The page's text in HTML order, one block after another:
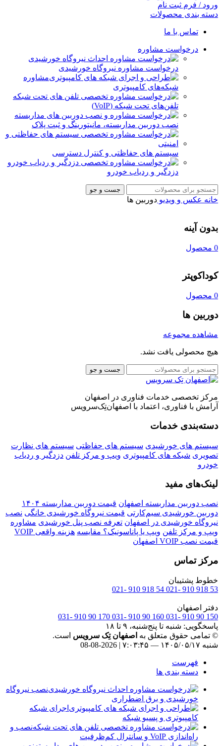
ورود / فرم ثبت نام
دسته بندی محصولات
تماس با ما
درخواست مشاوره
درخواست مشاوره نیروگاه خورشیدی
مشاوره
شبکه‌های کامپیوتری
تلفن‌های تحت شبکه (VoIP)
نصب دوربین مداربسته، مانیتورینگ و ثبت پلاک
سیستم های حفاظتی و کنترل دسترسی
دزدگیر و ردیاب خودرو
جست و جو
خانه عکس و ویدیو دوربین ها
بدون آینه
0 محصول
کوداکوپتر
0 محصول
دوربین ها
مشاهده مجموعه
هیچ محصولی یافت نشد.
جست و جو
مرکز تخصصی خدمات فناوری در اصفهان
آرامش با فناوری، اعتماد با اصفهان‌تِک‌سرویس
دسته‌بندی خدمات
سیستم های خورشیدی سیستم های حفاظتی سیستم های نظارت
تصویری شبکه های کامپیوتری ویپ و مرکز تلفن دزدگیر و ردیاب
خودرو
لینک‌های مفید
نصب دوربین مداربسته اصفهان قیمت دوربین مداربسته ۱۴۰۴
دوربین خورشیدی سیم‌کارتی قیمت نیروگاه خورشیدی خانگی نصب
نیروگاه خورشیدی در اصفهان تعرفه نصب پنل خورشیدی مشاوره
ویپ و مرکز تلفن ویپ یا پاناسونیک؟ مقایسه هزینه واقعی VOIP
قیمت نصب VOIP اصفهان
مرکز تماس
خطوط پشتیبان
53 918 910 -021
54 918 910 -021
دفتر اصفهان
150 90 910 -031
160 90 910 -031
170 90 910 -031
پاسخگویی: شنبه تا پنج‌شنبه، ۹ تا ۱۸
© تمامی حقوق متعلق به اصفهان تِک سرویس است.
شنبه ۱۴۰۵/۰۵/۱۷ — ۷:۰۳:۴۵ | 2026-08-08
فهرست
دسته بندی ها
نصب نیروگاه
خورشیدی و برق اضطراری
اجرای شبکه
کامپیوتری و پسیو شبکه
نصب و
راه‌اندازی VoIP و سانترال کم‌ظرفیت